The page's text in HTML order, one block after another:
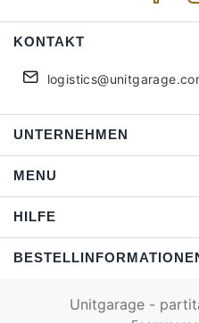
KONTAKT
UNTERNEHMEN
MENU
HILFE
Unitgarage -